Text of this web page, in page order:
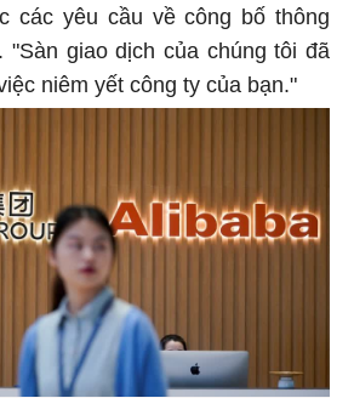
các yêu cầu về công bố thông
"Sàn giao dịch của chúng tôi đã
niêm yết công ty của bạn."